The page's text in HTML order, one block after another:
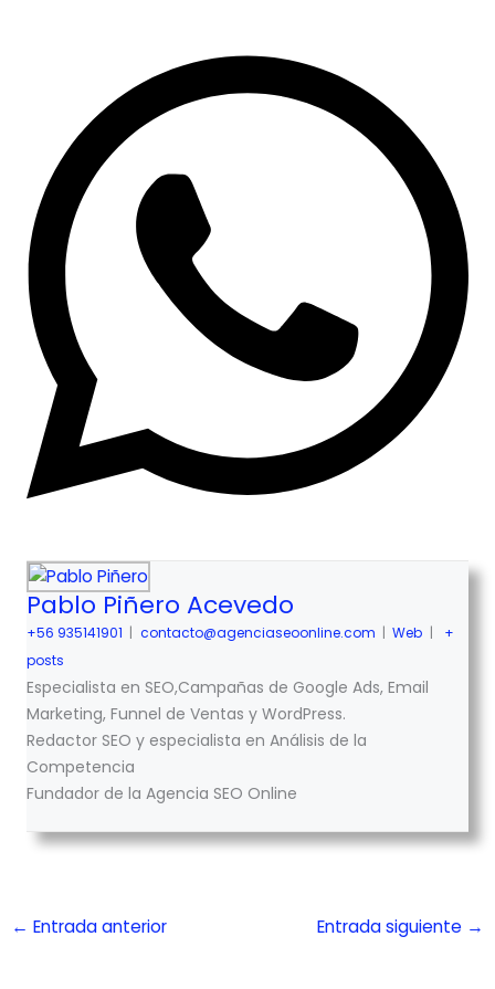
Pablo Piñero Acevedo
+56 935141901 | contacto@agenciaseoonline.com | Web |
+
posts
Especialista en SEO,Campañas de Google Ads, Email
Marketing, Funnel de Ventas y WordPress.
Redactor SEO y especialista en Análisis de la
Competencia
Fundador de la Agencia SEO Online
← Entrada anterior Entrada siguiente →